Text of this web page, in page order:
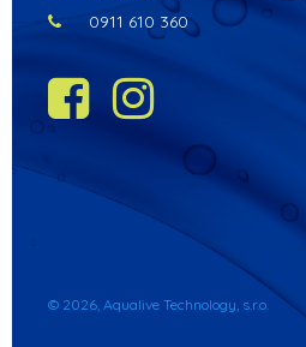
0911 610 360
© 2026, Aqualive Technology, s.r.o.